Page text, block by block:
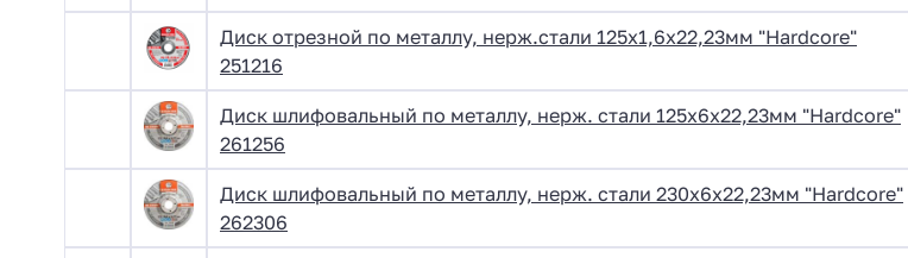
Диск отрезной по металлу, нерж.стали 125х1,6х22,23мм "Hardcore"
251216
Диск шлифовальный по металлу, нерж. стали 125х6х22,23мм "Hardcore"
261256
Диск шлифовальный по металлу, нерж. стали 230х6х22,23мм "Hardcore"
262306